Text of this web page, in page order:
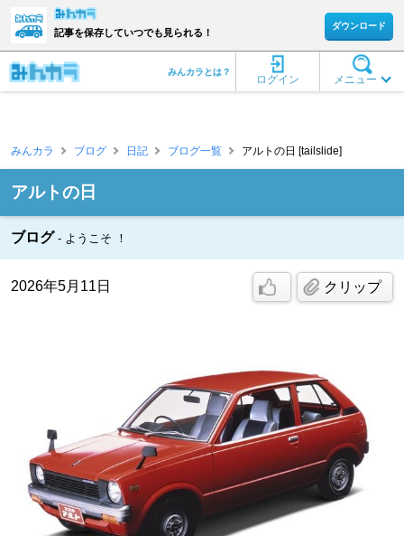
記事を保存していつでも見られる！
ダウンロード
メニュー
ログイン
みんカラとは？
みんカラ ブログ 日記 ブログ一覧 アルトの日 [tailslide]
アルトの日
ブログ ようこそ ！
2026年5月11日 クリップ